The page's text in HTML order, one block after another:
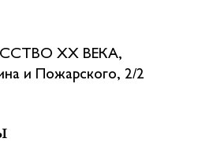
XX ВЕКА,
и Пожарского, 2/2